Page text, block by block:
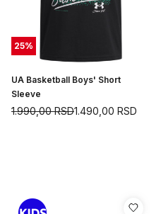
25%
UA Basketball Boys' Short
Sleeve
1.490,00 RSD
1.990,00RSD